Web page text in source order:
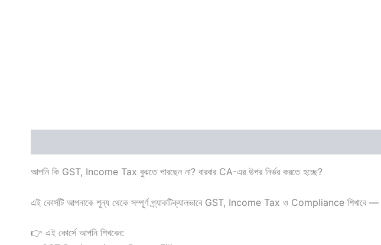
আপনি কি GST, Income Tax বুঝতে পারছেন না? বারবার CA-এর উপর নির্ভর করতে হচ্ছে?
এই কোর্সটি আপনাকে শূন্য থেকে সম্পূর্ণ প্র্যাকটিক্যালভাবে GST, Income Tax ও Compliance শিখাবে —
👉 এই কোর্সে আপনি শিখবেন: